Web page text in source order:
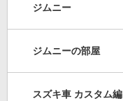
ジムニー
ジムニーの部屋
スズキ車 カスタム編